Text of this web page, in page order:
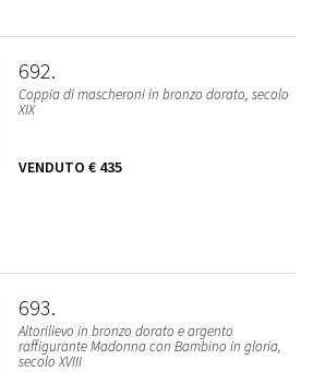
692
Coppia di mascheroni in bronzo dorato, secolo
XIX
VENDUTO € 435
693
Altorilievo in bronzo dorato e argento
raffigurante Madonna con Bambino in gloria,
secolo XVIII